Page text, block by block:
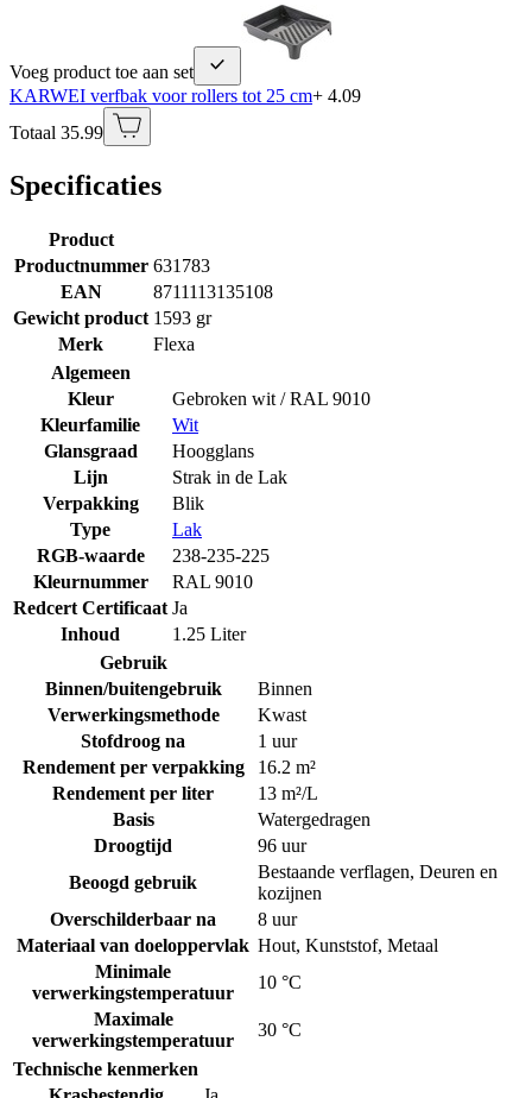
Voeg product toe aan set
KARWEI verfbak voor rollers tot 25 cm+ 4.09
Totaal 35.99
Specificaties
Product
Productnummer 631783
EAN
8711113135108
Gewicht product 1593 gr
Merk
Flexa
Algemeen
Kleur
Gebroken wit / RAL 9010
Kleurfamilie
Wit
Glansgraad
Hoogglans
Lijn
Strak in de Lak
Verpakking
Blik
Type
Lak
RGB-waarde
238-235-225
Kleurnummer
RAL 9010
Redcert Certificaat Ja
Inhoud
1.25 Liter
Gebruik
Binnen/buitengebruik
Binnen
Verwerkingsmethode
Kwast
Stofdroog na
1 uur
Rendement per verpakking
16.2 m²
Rendement per liter
13 m²/L
Basis
Watergedragen
Droogtijd
96 uur
Beoogd gebruik
Bestaande verflagen, Deuren en
kozijnen
Overschilderbaar na
8 uur
Materiaal van doeloppervlak Hout, Kunststof, Metaal
Minimale
verwerkingstemperatuur
10 °C
Maximale
verwerkingstemperatuur
30 °C
Technische kenmerken